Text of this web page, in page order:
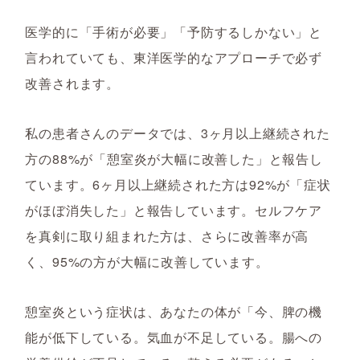
医学的に「手術が必要」「予防するしかない」と
言われていても、東洋医学的なアプローチで必ず
改善されます。
私の患者さんのデータでは、3ヶ月以上継続された
方の88%が「憩室炎が大幅に改善した」と報告し
ています。6ヶ月以上継続された方は92%が「症状
がほぼ消失した」と報告しています。セルフケア
を真剣に取り組まれた方は、さらに改善率が高
く、95%の方が大幅に改善しています。
憩室炎という症状は、あなたの体が「今、脾の機
能が低下している。気血が不足している。腸への